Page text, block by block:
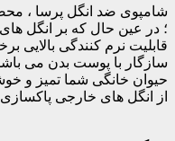
شامپوی ضد انگل پرسا ،
؛ در عین حال که بر انگل
سازگار با پوست بدن می
حیوان خانگی شما تمیز و
از انگل های خارجی